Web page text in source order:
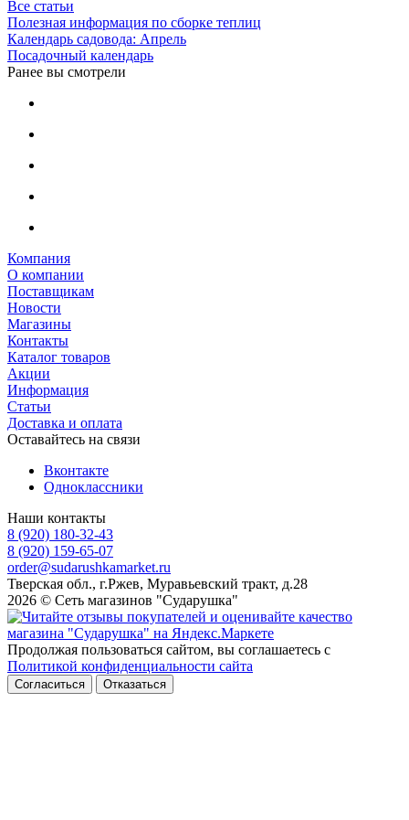
Все статьи
Полезная информация по сборке теплиц
Календарь садовода: Апрель
Посадочный календарь
Ранее вы смотрели
Компания
О компании
Поставщикам
Новости
Магазины
Контакты
Каталог товаров
Акции
Информация
Статьи
Доставка и оплата
Оставайтесь на связи
Вконтакте
Одноклассники
Наши контакты
8 (920) 180-32-43
8 (920) 159-65-07
order@sudarushkamarket.ru
Тверская обл., г.Ржев, Муравьевский тракт, д.28
2026 © Сеть магазинов "Сударушка"
Продолжая пользоваться сайтом, вы соглашаетесь с
Политикой конфиденциальности сайта
Согласиться Отказаться